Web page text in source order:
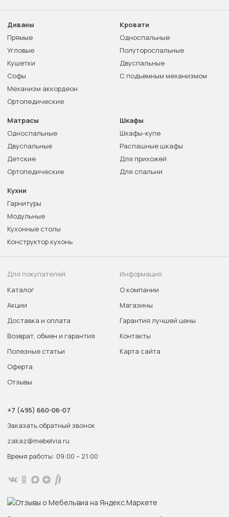
Диваны
Прямые
Угловые
Кушетки
Софы
Механизм аккордеон
Ортопедические
Кровати
Односпальные
Полутороспальные
Двуспальные
С подъемным механизмом
Матрасы
Односпальные
Двуспальные
Детские
Ортопедические
Шкафы
Шкафы-купе
Распашные шкафы
Для прихожей
Для спальни
Кухни
Гарнитуры
Модульные
Кухонные столы
Конструктор кухонь
Для покупателей
Каталог
Акции
Доставка и оплата
Возврат, обмен и гарантия
Полезные статьи
Оферта
Отзывы
Информация
О компании
Магазины
Гарантия лучшей цены
Контакты
Карта сайта
+7 (495) 660-06-07
Заказать обратный звонок
zakaz@mebelvia.ru
Время работы: 09:00 – 21:00